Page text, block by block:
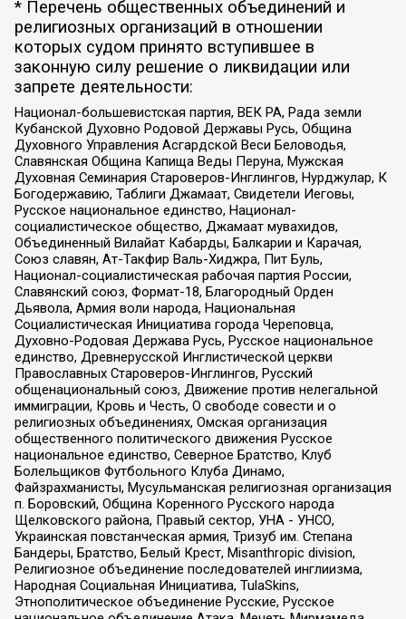
* Перечень общественных объединений и
религиозных организаций в отношении
которых судом принято вступившее в
законную силу решение о ликвидации или
запрете деятельности:
Национал-большевистская партия, ВЕК РА, Рада земли
Кубанской Духовно Родовой Державы Русь, Община
Духовного Управления Асгардской Веси Беловодья,
Славянская Община Капища Веды Перуна, Мужская
Духовная Семинария Староверов-Инглингов, Нурджулар, К
Богодержавию, Таблиги Джамаат, Свидетели Иеговы,
Русское национальное единство, Национал-
социалистическое общество, Джамаат мувахидов,
Объединенный Вилайат Кабарды, Балкарии и Карачая,
Союз славян, Ат-Такфир Валь-Хиджра, Пит Буль,
Национал-социалистическая рабочая партия России,
Славянский союз, Формат-18, Благородный Орден
Дьявола, Армия воли народа, Национальная
Социалистическая Инициатива города Череповца,
Духовно-Родовая Держава Русь, Русское национальное
единство, Древнерусской Инглистической церкви
Православных Староверов-Инглингов, Русский
общенациональный союз, Движение против нелегальной
иммиграции, Кровь и Честь, О свободе совести и о
религиозных объединениях, Омская организация
общественного политического движения Русское
национальное единство, Северное Братство, Клуб
Болельщиков Футбольного Клуба Динамо,
Файзрахманисты, Мусульманская религиозная организация
п. Боровский, Община Коренного Русского народа
Щелковского района, Правый сектор, УНА - УНСО,
Украинская повстанческая армия, Тризуб им. Степана
Бандеры, Братство, Белый Крест, Misanthropic division,
Религиозное объединение последователей инглиизма,
Народная Социальная Инициатива, TulaSkins,
Этнополитическое объединение Русские, Русское